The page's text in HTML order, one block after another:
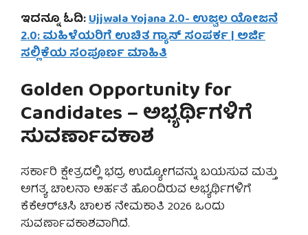
ಇದನ್ನೂ ಓದಿ:Ujjwala Yojana 2.0- ಉಜ್ವಲ ಯೋಜನೆ
2.0: ಮಹಿಳೆಯರಿಗೆ ಉಚಿತ ಗ್ಯಾಸ್ ಸಂಪರ್ಕ | ಅರ್ಜಿ
ಸಲ್ಲಿಕೆಯ ಸಂಪೂರ್ಣ ಮಾಹಿತಿ
Golden Opportunity for
Candidates – ಅಭ್ಯರ್ಥಿಗಳಿಗೆ
ಸುವರ್ಣಾವಕಾಶ
ಸರ್ಕಾರಿ ಕ್ಷೇತ್ರದಲ್ಲಿ ಭದ್ರ ಉದ್ಯೋಗವನ್ನು ಬಯಸುವ ಮತ್ತು
ಅಗತ್ಯ ಚಾಲನಾ ಅರ್ಹತೆ ಹೊಂದಿರುವ ಅಭ್ಯರ್ಥಿಗಳಿಗೆ
ಕೆಕೆಆರ್‌ಟಿಸಿ ಚಾಲಕ ನೇಮಕಾತಿ 2026 ಒಂದು
ಸುವರ್ಣಾವಕಾಶವಾಗಿದೆ.